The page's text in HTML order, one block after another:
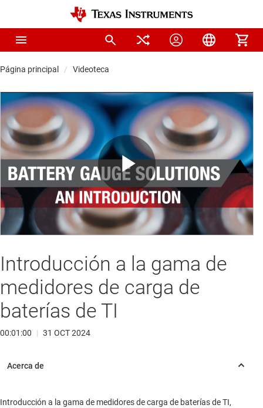
Página principal Videoteca
Play
Video
Introducción a la gama de
medidores de carga de
baterías de TI
00:01:00 | 31 OCT 2024
Introducción a la gama de medidores de carga de baterías de TI,